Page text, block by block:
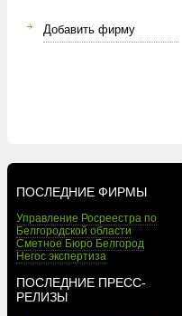
Добавить фирму
ПОСЛЕДНИЕ ФИРМЫ
Управление Росреестра по
Белгородской области
Сметное Бюро Белгород
Негос экспертиза
ПОСЛЕДНИЕ ПРЕСС-
РЕЛИЗЫ